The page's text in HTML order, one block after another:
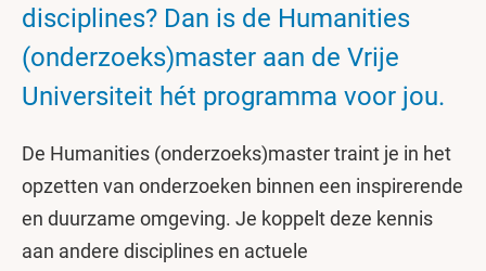
disciplines? Dan is de Humanities
(onderzoeks)master aan de Vrije
Universiteit hét programma voor jou.
De Humanities (onderzoeks)master traint je in het
opzetten van onderzoeken binnen een inspirerende
en duurzame omgeving. Je koppelt deze kennis
aan andere disciplines en actuele